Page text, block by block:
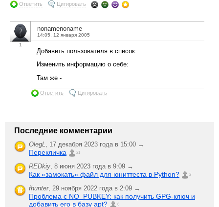
Ответить Цитировать
1
nonamenoname
14:05, 12 января 2005
Добавить пользователя в список:
Изменить информацию о себе:
Там же -
Ответить Цитировать
Последние комментарии
OlegL 17 декабря 2023 года в 15:00 →
Перекличка 21
REDkiy 8 июня 2023 года в 9:09 →
Как «замокать» файл для юниттеста в Python? 2
fhunter, 29 ноября 2022 года в 2:09 →
Проблема с NO_PUBKEY: как получить GPG-ключ и
добавить его в базу apt?
6